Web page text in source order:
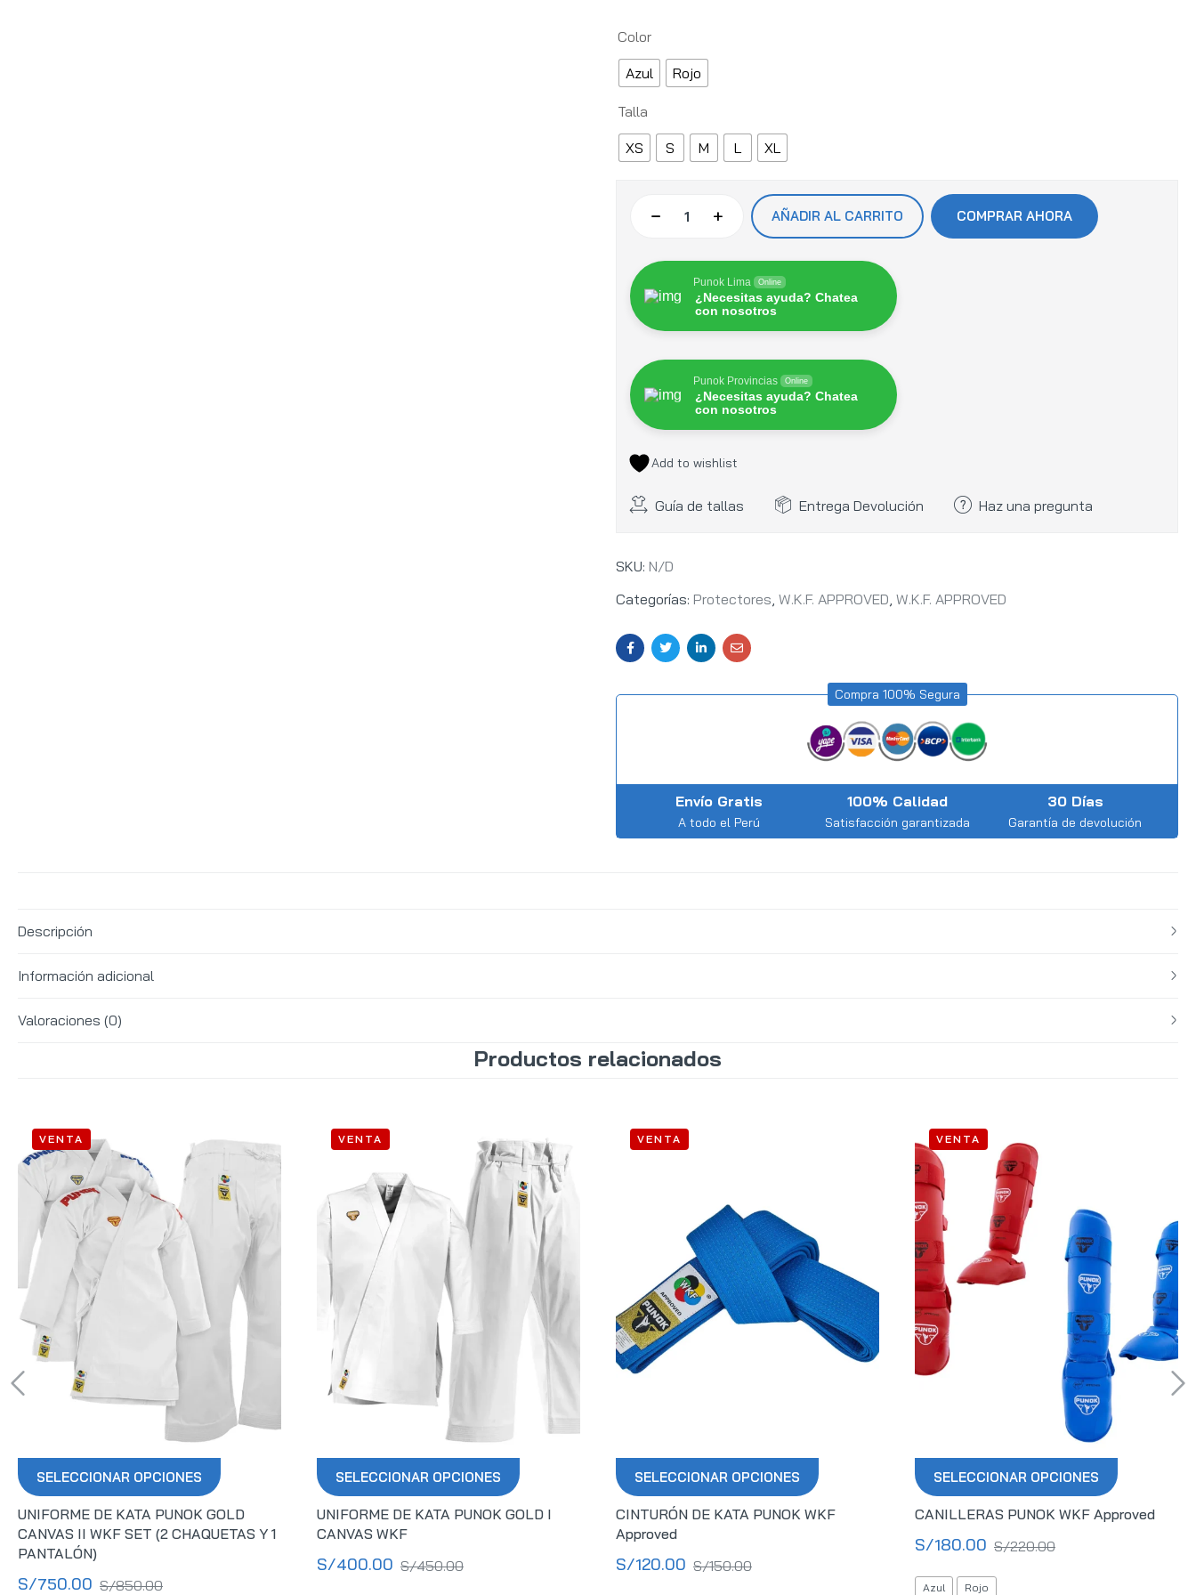
Color
Azul Rojo
Talla
XS S M L XL
AÑADIR AL CARRITO COMPRAR AHORA
Punok Lima Online
¿Necesitas ayuda? Chatea
con nosotros
Punok Provincias Online
¿Necesitas ayuda? Chatea
con nosotros
Add to wishlist
Guía de tallas Entrega Devolución Haz una pregunta
SKU: N/D
Categorías: Protectores, W.K.F. APPROVED, W.K.F. APPROVED
Compra 100% Segura
Envío Gratis
A todo el Perú
100% Calidad
Satisfacción garantizada
30 Días
Garantía de devolución
Descripción
Información adicional
Valoraciones (0)
Productos relacionados
VENTA
SELECCIONAR OPCIONES
UNIFORME DE KATA PUNOK GOLD
CANVAS II WKF SET (2 CHAQUETAS Y 1
PANTALÓN)
S/750.00 S/850.00
VENTA
SELECCIONAR OPCIONES
UNIFORME DE KATA PUNOK GOLD I
CANVAS WKF
S/400.00 S/450.00
VENTA
SELECCIONAR OPCIONES
CINTURÓN DE KATA PUNOK WKF
Approved
S/120.00 S/150.00
VENTA
SELECCIONAR OPCIONES
CANILLERAS PUNOK WKF Approved
S/180.00 S/220.00
Azul Rojo